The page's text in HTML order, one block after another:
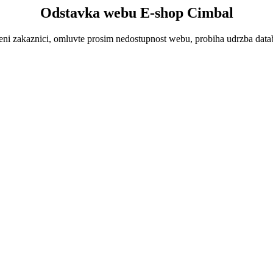
Odstavka webu E-shop Cimbal
zakaznici, omluvte prosim nedostupnost webu, probiha udrzba